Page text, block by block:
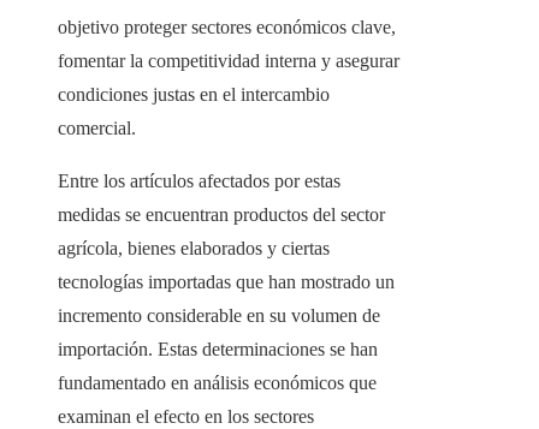
objetivo proteger sectores económicos clave,
fomentar la competitividad interna y asegurar
condiciones justas en el intercambio
comercial.
Entre los artículos afectados por estas
medidas se encuentran productos del sector
agrícola, bienes elaborados y ciertas
tecnologías importadas que han mostrado un
incremento considerable en su volumen de
importación. Estas determinaciones se han
fundamentado en análisis económicos que
examinan el efecto en los sectores